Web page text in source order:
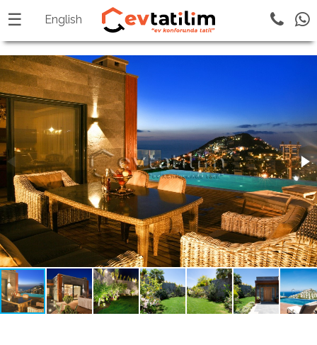
☰ English
×
Login
Sign
Up
Popular
Destinations
Yachts